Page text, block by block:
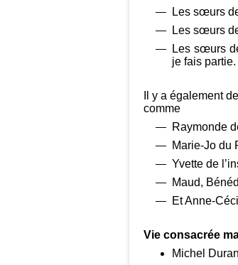
Les sœurs
Les sœurs
Les sœurs
je fais partie.
Il y a également
comme
Raymonde
Marie-Jo du
Yvette de
Maud,
Et Anne-
Vie consacrée
Michel